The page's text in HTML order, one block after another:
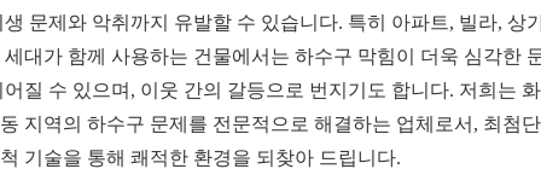
생 문제와 악취까지 유발할 수 있습니다. 특히 아파트, 빌라, 상
세대가 함께 사용하는 건물에서는 하수구 막힘이 더욱 심각한
어질 수 있으며, 이웃 간의 갈등으로 번지기도 합니다. 저희는
지역의 하수구 문제를 전문적으로 해결하는 업체로서, 최첨
기술을 통해 쾌적한 환경을 되찾아 드립니다.